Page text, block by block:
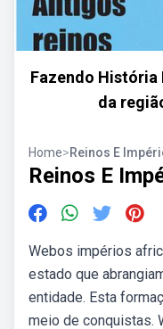
Fazendo História
da
Home>Reinos E
Reinos E
Webos impérios
estado que
entidade. Esta
meio de conquistas.